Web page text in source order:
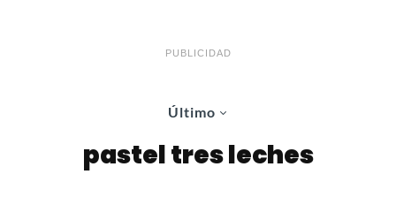
PUBLICIDAD
Último
pastel tres leches